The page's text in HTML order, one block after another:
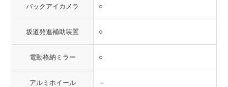
バックアイカメラ ○
坂道発進補助装置 ○
電動格納ミラー ○
アルミホイール －